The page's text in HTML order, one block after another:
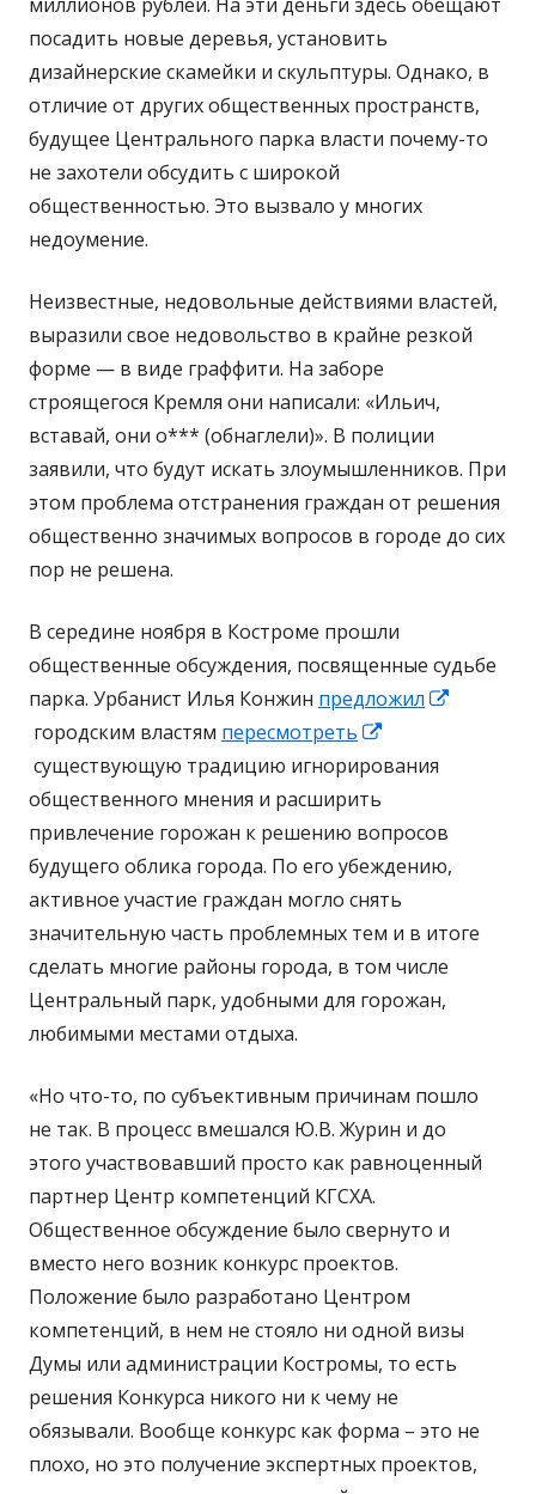
посадить новые деревья, установить
дизайнерские скамейки и скульптуры. Однако, в
отличие от других общественных пространств,
будущее Центрального парка власти почему-то
не захотели обсудить с широкой
общественностью. Это вызвало у многих
недоумение.
Неизвестные, недовольные действиями властей,
выразили свое недовольство в крайне резкой
форме — в виде граффити. На заборе
строящегося Кремля они написали: «Ильич,
вставай, они о*** (обнаглели)». В полиции
заявили, что будут искать злоумышленников. При
этом проблема отстранения граждан от решения
общественно значимых вопросов в городе до сих
пор не решена.
В середине ноября в Костроме прошли
общественные обсуждения, посвященные судьбе
парка. Урбанист Илья Конжин предложил
Открывается
в
новом
окне
городским властям пересмотреть
Открывается
в
новом
окне
существующую традицию игнорирования
общественного мнения и расширить
привлечение горожан к решению вопросов
будущего облика города. По его убеждению,
активное участие граждан могло снять
значительную часть проблемных тем и в итоге
сделать многие районы города, в том числе
Центральный парк, удобными для горожан,
любимыми местами отдыха.
«Но что-то, по субъективным причинам пошло
не так. В процесс вмешался Ю.В. Журин и до
этого участвовавший просто как равноценный
партнер Центр компетенций КГСХА.
Общественное обсуждение было свернуто и
вместо него возник конкурс проектов.
Положение было разработано Центром
компетенций, в нем не стояло ни одной визы
Думы или администрации Костромы, то есть
решения Конкурса никого ни к чему не
обязывали. Вообще конкурс как форма – это не
плохо, но это получение экспертных проектов,